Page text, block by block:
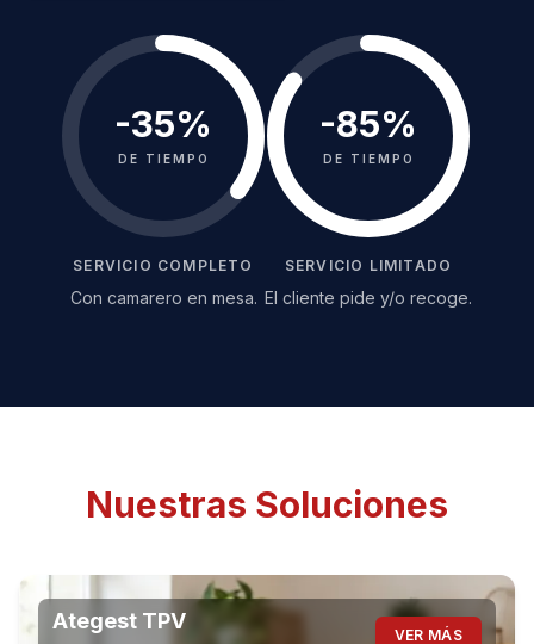
-35%
DE TIEMPO
SERVICIO COMPLETO
Con camarero en mesa.
-85%
DE TIEMPO
SERVICIO LIMITADO
El cliente pide y/o recoge.
Nuestras Soluciones
Ategest TPV
VER MÁS